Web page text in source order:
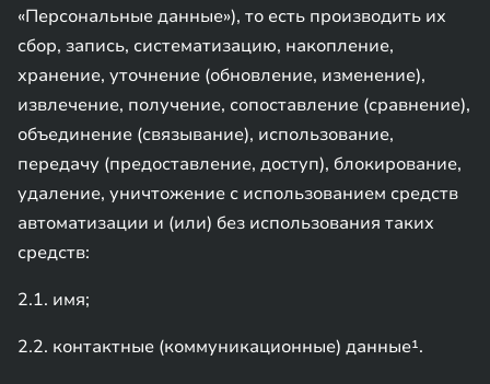
«Персональные данные»), то есть производить их
сбор, запись, систематизацию, накопление,
хранение, уточнение (обновление, изменение),
извлечение, получение, сопоставление (сравнение),
объединение (связывание), использование,
передачу (предоставление, доступ), блокирование,
удаление, уничтожение с использованием средств
автоматизации и (или) без использования таких
средств:
2.1. имя;
2.2. контактные (коммуникационные) данные¹.